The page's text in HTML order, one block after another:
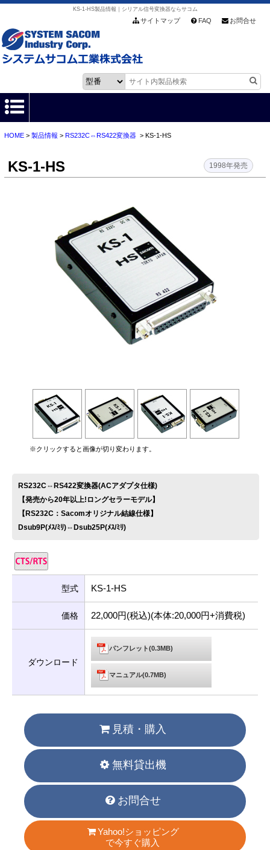
KS-1-HS製品情報｜シリアル信号変換器ならサコム
サイトマップ FAQ お問合せ
HOME
お客様サポート
会社情報
HOME> 製品情報 > RS232C⇔RS422変換器> KS-1-HS
KS-1-HS 1998年発売
※クリックすると画像が切り変わります。
RS232C⇔RS422変換器(ACアダプタ仕様)
【発売から20年以上!ロングセラーモデル】
【RS232C：Sacomオリジナル結線仕様】
Dsub9P(ﾒｽ/ﾐﾘ)⇔Dsub25P(ﾒｽ/ﾐﾘ)
型式 KS-1-HS
価格 22,000円(税込)(本体:20,000円+消費税)
ダウンロード
パンフレット(0.3MB)
マニュアル(0.7MB)
見積・購入
無料貸出機
お問合せ
Yahoo!ショッピング
で今すぐ購入